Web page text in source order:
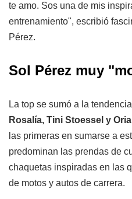
te amo. Sos una de mis
entrenamiento", escribió
Pérez.
Sol Pérez muy
La top se sumó a la
Rosalía, Tini Stoessel y
las primeras en sumarse a
predominan las prendas de
chaquetas inspiradas en las
de motos y autos de carrera.